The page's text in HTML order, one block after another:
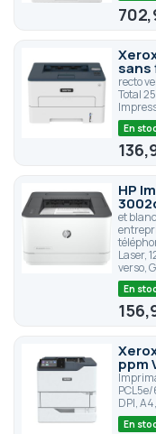
sans
recto
Total
En
HP
et
Laser,
verso,
En
ppm
DPI,
En